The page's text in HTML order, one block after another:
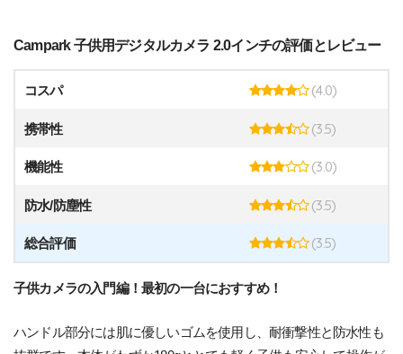
Campark 子供用デジタルカメラ 2.0インチの評価とレビュー
コスパ (4.0)
携帯性 (3.5)
機能性 (3.0)
防水/防塵性 (3.5)
総合評価 (3.5)
子供カメラの入門編！最初の一台におすすめ！
ハンドル部分には肌に優しいゴムを使用し、耐衝撃性と防水性も